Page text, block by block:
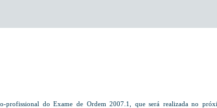
profissional do Exame de Ordem 2007.1, que será realizada no